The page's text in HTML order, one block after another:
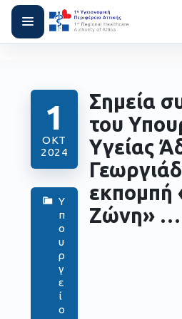
1
ΟΚΤ
2024
Υ
π
ο
υ
ρ
γ
ε
ί
ο
Σημεία
του
Υγείας
εκπομπή
Ζώνη» …